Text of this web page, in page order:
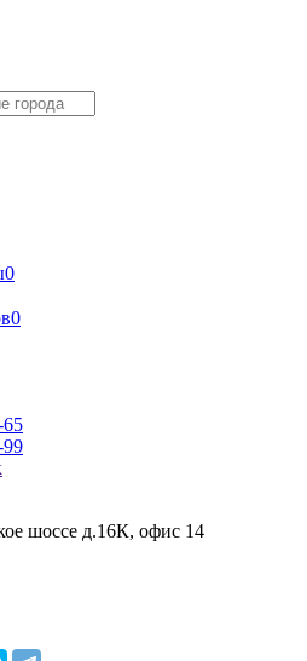
0
0
65
99
шоссе д.16К, офис 14